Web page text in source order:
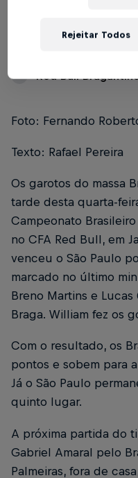
Red Bull
Foto: Fernando
Texto: Rafael Pereira
Os garotos do massa
tarde desta quarta-
Campeonato Brasileiro
no CFA Red Bull, em
venceu o São Paulo
marcado no último
Breno Martins e Lucas
Braga. William fez os
Com o resultado, os
pontos e sobem para
Já o São Paulo
quinto lugar.
A próxima partida do
Gabriel Amaral pelo
Palmeiras, fora de
Rejeitar Todos